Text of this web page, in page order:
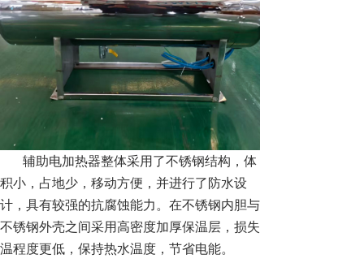
辅助电加热器整体采用了不锈钢结构，体
积小，占地少，移动方便，并进行了防水设
计，具有较强的抗腐蚀能力。在不锈钢内胆与
不锈钢外壳之间采用高密度加厚保温层，损失
温程度更低，保持热水温度，节省电能。